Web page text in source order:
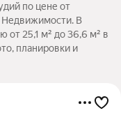
по цене от
В
от 25,1 м² до 36,6 м² в
планировки и